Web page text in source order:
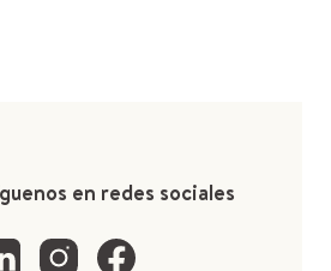
en redes sociales